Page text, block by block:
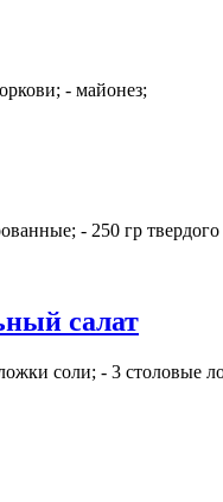
- майонез;
- 250 гр твердого
салат
соли; - 3 столовые